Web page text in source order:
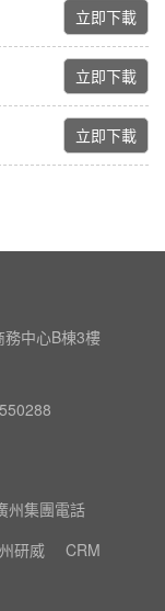
立即下載
立即下載
立即下載
務中心B棟3樓
州集團電話
研威
CRM